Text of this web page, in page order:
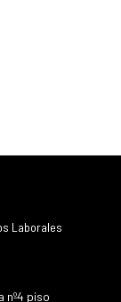
Laborales
nº4 piso